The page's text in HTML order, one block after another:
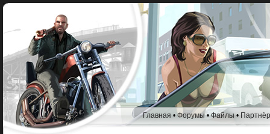
Главная • Форумы•Файлы•